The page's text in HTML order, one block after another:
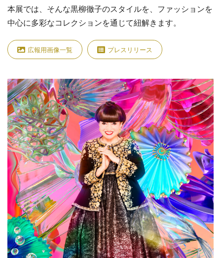
本展では、そんな黒柳徹子のスタイルを、ファッションを
中心に多彩なコレクションを通じて紐解きます。
広報用画像一覧 プレスリリース